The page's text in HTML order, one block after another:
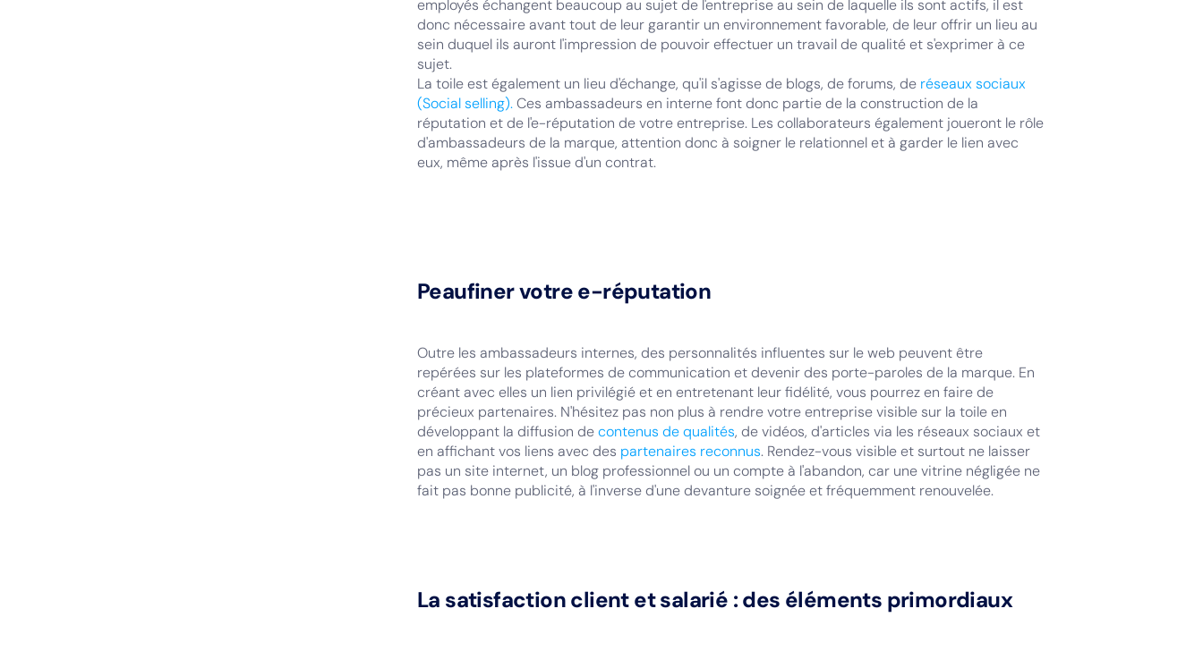
employés échangent beaucoup au sujet de l'entreprise au sein de laquelle ils sont actifs, il est
donc nécessaire avant tout de leur garantir un environnement favorable, de leur offrir un lieu au
sein duquel ils auront l'impression de pouvoir effectuer un travail de qualité et s'exprimer à ce
sujet.
La toile est également un lieu d'échange, qu'il s'agisse de blogs, de forums, de réseaux sociaux
(Social selling).Ces ambassadeurs en interne font donc partie de la construction de la
réputation et de l'e-réputation de votre entreprise. Les collaborateurs également joueront le rôle
d'ambassadeurs de la marque, attention donc à soigner le relationnel et à garder le lien avec
eux, même après l'issue d'un contrat.
Peaufiner votre e-réputation
Outre les ambassadeurs internes, des personnalités influentes sur le web peuvent être
repérées sur les plateformes de communication et devenir des porte-paroles de la marque. En
créant avec elles un lien privilégié et en entretenant leur fidélité, vous pourrez en faire de
précieux partenaires. N'hésitez pas non plus à rendre votre entreprise visible sur la toile en
développant la diffusion decontenus de qualités, de vidéos, d'articles via les réseaux sociaux et
en affichant vos liens avec des partenaires reconnus. Rendez-vous visible et surtout ne laisser
pas un site internet, un blog professionnel ou un compte à l'abandon, car une vitrine négligée ne
fait pas bonne publicité, à l'inverse d'une devanture soignée et fréquemment renouvelée.
La satisfaction client et salarié : des éléments primordiaux